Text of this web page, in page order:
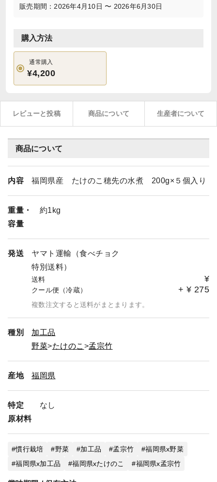
販売期間：2026年4月10日 〜 2026年6月30日
購入方法
通常購入
¥4,200
レビューと投稿 商品について 生産者について
商品について
内容 福岡県産 たけのこ穂先の水煮 200g×５個入り
重量・
容量
約1kg
発送
ヤマト運輸（食べチョク
特別送料）
送料 ¥
クール便（冷蔵） + ¥ 275
複数注文すると送料がまとまります。
種別
加工品
野菜
たけのこ 孟宗竹
産地 福岡県
特定
原材料
なし
慣行栽培 野菜 加工品 孟宗竹
福岡県x野菜
福岡県x加工品
福岡県xたけのこ 福岡県x孟宗竹